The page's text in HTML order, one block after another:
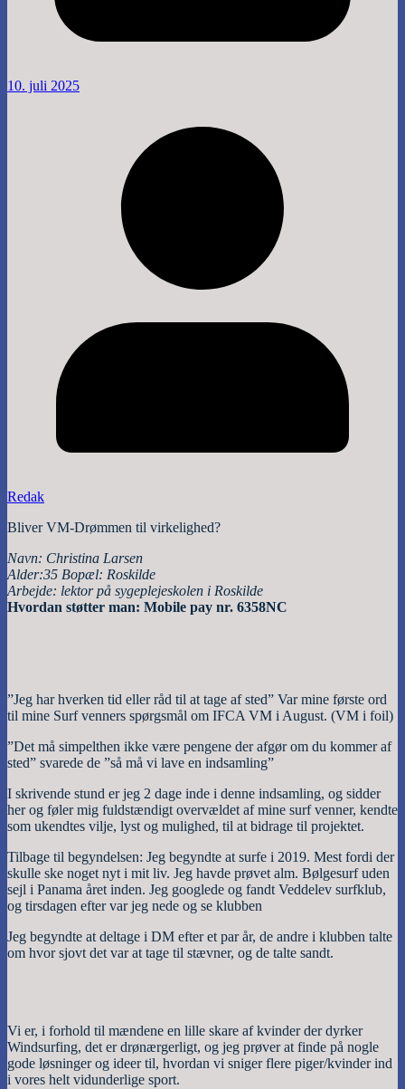
10. juli 2025
Redak
Bliver VM-Drømmen til virkelighed?
Navn: Christina Larsen
Alder:35 Bopæl: Roskilde
Arbejde: lektor på sygeplejeskolen i Roskilde
Hvordan støtter man: Mobile pay nr. 6358NC
”Jeg har hverken tid eller råd til at tage af sted” Var mine første ord
til mine Surf venners spørgsmål om IFCA VM i August. (VM i foil)
”Det må simpelthen ikke være pengene der afgør om du kommer af
sted” svarede de ”så må vi lave en indsamling”
I skrivende stund er jeg 2 dage inde i denne indsamling, og sidder
her og føler mig fuldstændigt overvældet af mine surf venner, kendte
som ukendtes vilje, lyst og mulighed, til at bidrage til projektet.
Tilbage til begyndelsen: Jeg begyndte at surfe i 2019. Mest fordi der
skulle ske noget nyt i mit liv. Jeg havde prøvet alm. Bølgesurf uden
sejl i Panama året inden. Jeg googlede og fandt Veddelev surfklub,
og tirsdagen efter var jeg nede og se klubben
Jeg begyndte at deltage i DM efter et par år, de andre i klubben talte
om hvor sjovt det var at tage til stævner, og de talte sandt.
Vi er, i forhold til mændene en lille skare af kvinder der dyrker
Windsurfing, det er drønærgerligt, og jeg prøver at finde på nogle
gode løsninger og ideer til, hvordan vi sniger flere piger/kvinder ind
i vores helt vidunderlige sport.